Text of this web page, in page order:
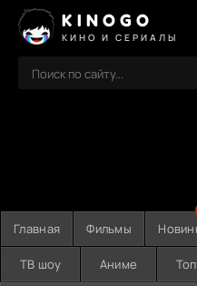
KINOGO
КИНО И СЕРИАЛЫ
Главная Фильмы
ТВ шоу Аниме Топ